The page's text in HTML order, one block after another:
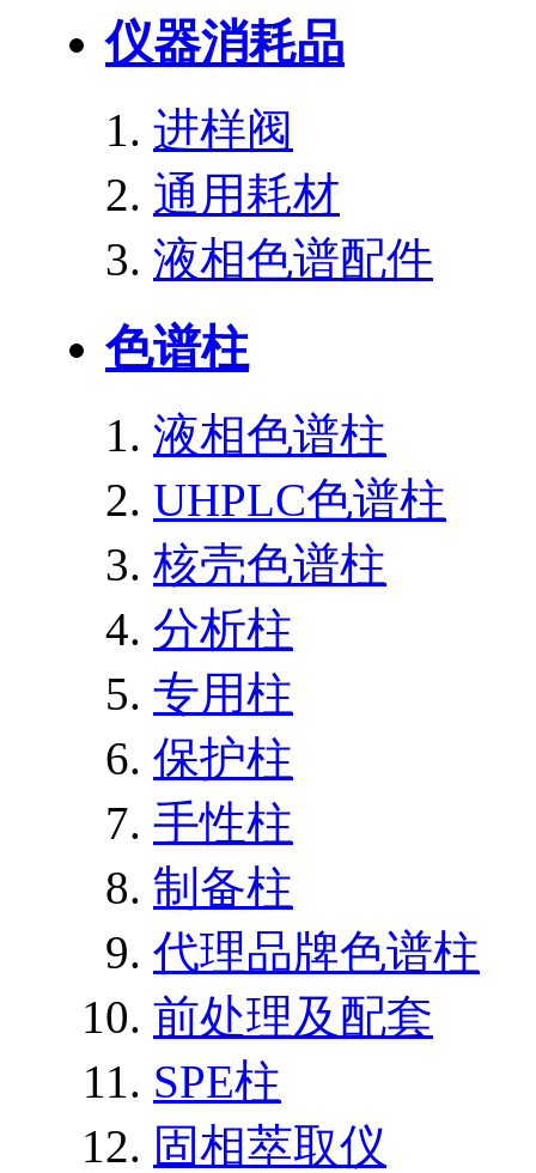
仪器消耗品
进样阀
通用耗材
液相色谱配件
色谱柱
液相色谱柱
UHPLC色谱柱
核壳色谱柱
分析柱
专用柱
保护柱
手性柱
制备柱
代理品牌色谱柱
前处理及配套
SPE柱
固相萃取仪